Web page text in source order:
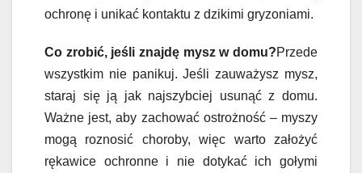
ochronę i unikać kontaktu z dzikimi gryzoniami.
Co zrobić, jeśli znajdę mysz w domu?Przede
wszystkim nie panikuj. Jeśli zauważysz mysz,
staraj się ją jak najszybciej usunąć z domu.
Ważne jest, aby zachować ostrożność – myszy
mogą roznosić choroby, więc warto założyć
rękawice ochronne i nie dotykać ich gołymi